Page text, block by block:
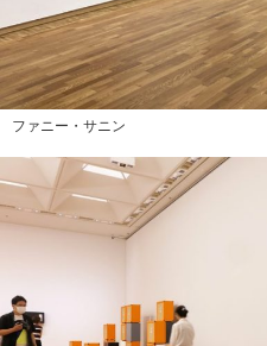
ファニー・サニン